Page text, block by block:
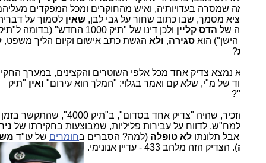
שמסרה בעדויותיה, ואיש מהחוקרים ומכל המפקדים מעליהם,
מסמך, שבו כתוב שחור על גבי לבן,שאיןלסמוך על דבריה
הדס קליין
ולכן דינו של "תיק 1000 החדש" (בדומה ל"תיק
סגירה ,ולאהגשת כתב אישום וקיום הליך משפט,ללא
נמצא צדיק אחד מכל אלפי השוטרים והקצינים, במערך החקירות
של מ"י, שלא קם ואמר בגלוי: "המלך הוא עירום"ואין"תיק
רק להזכיר, שהיה "צדיק אחד בסדום", ב"תיק 4000", שהתקשר בזמן
לדווח על עבירות פליליות, שמבוצעות בחקירתו שלניר
תלונתו לא טופלה(למה? הסברים בחומריםשל עו"דמשה
). הצדיק הזה מלהב 433 - עדיין אנונימי.